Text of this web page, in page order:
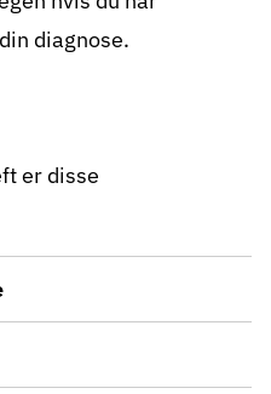
diagnose.
er disse